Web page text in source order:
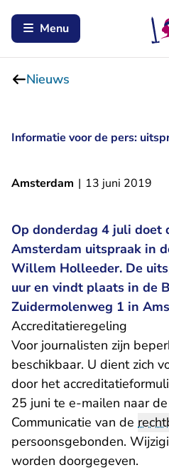
Menu
Nieuws
Informatie voor de pers:
Amsterdam | 13 juni 2019
Op donderdag 4 juli doet
Amsterdam uitspraak in
Willem Holleeder. De
uur en vindt plaats in de
Zuidermolenweg 1 in
Accreditatieregeling
Voor journalisten zijn
beschikbaar. U dient zich
door het
25 juni te e-mailen - U
naar
Communicatie van de
persoonsgebonden.
worden doorgegeven.